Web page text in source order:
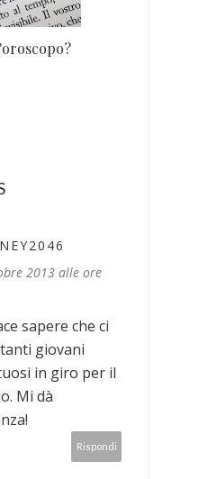
2013 alle ore
sapere che ci
giovani
in giro per il
Mi dà
Rispondi